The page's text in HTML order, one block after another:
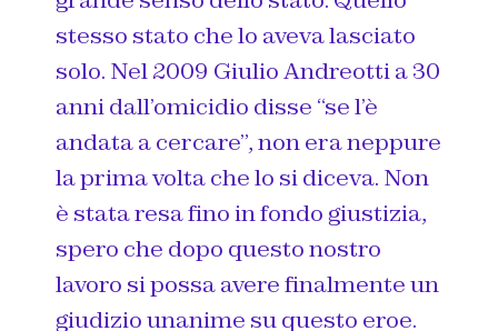
stesso stato che lo aveva lasciato
solo. Nel 2009 Giulio Andreotti a 30
anni dall’omicidio disse “se l’è
andata a cercare”, non era neppure
la prima volta che lo si diceva. Non
è stata resa fino in fondo giustizia,
spero che dopo questo nostro
lavoro si possa avere finalmente un
giudizio unanime su questo eroe.